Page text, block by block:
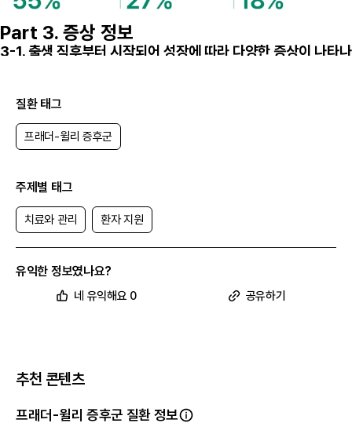
Part 3. 증상 정보
3-1. 출생 직후부터 시작되어 성장에 따라 다양한 증상이 나타나
에는 수유 곤란(78%), 근력 저하 (64%), 비정상적 울음(59%) 등이 첫
증상으로 나타나요.
성장하면서는 인지·언어 발달 지연과 비만이 주요 문제로 부각되며, 특히
보호자들은 발달 지연과 함께 아이의 비만과 비정상적 식욕 증가를 가장
힘든 증상으로 꼽았어요. 이러한 식욕 문제는 단순한 체중 관리를 넘어
따라서 프래더윌리증후군 환자에게는 연령대별 특성을 고려한
료와 관리 가 필요하며, 환자뿐만 아니라 가족 전체를 위한 교육과 지원
프로그램도 함께 제공되어야 해요.
질환 태그
프래더-윌리 증후군
주제별 태그
치료와 관리 환자 지원
유익한 정보였나요?
네 유익해요 0 공유하기
추천 콘텐츠
프래더-윌리 증후군 질환 정보